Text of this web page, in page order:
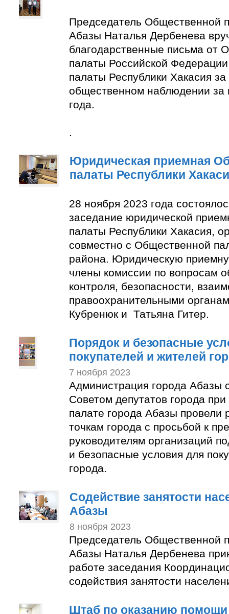
Председатель Общественной
Абазы Наталья Дербенева
благодарственные письма от
палаты Российской
палаты Республики Хакасия за
общественном наблюдении за
года.
.
Юридическая приемная
палаты Республики
28 ноября 2023 года
заседание юридической
палаты Республики Хакасия,
совместно с Общественной
района. Юридическую
члены комиссии по вопросам
контроля, безопасности,
правоохранительными
Кубренюк и Татьяна Гитер.
Порядок и безопасные
покупателей и жителей
7 ноября 2023
Администрация города Абазы
Советом депутатов города
палате города Абазы провели
точкам города с просьбой к
руководителям организаций
и безопасные условия для
города.
Содействие занятости
Абазы
8 ноября 2023
Председатель Общественной
Абазы Наталья Дербенева
работе заседания
содействия занятости
Штаб по оказанию помощи